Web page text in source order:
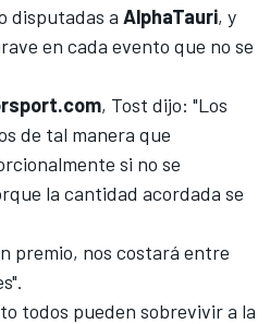
disputadas a AlphaTauri, y
en cada evento que no se
, Tost dijo: "Los
de tal manera que
si no se
la cantidad acordada se
premio, nos costará entre
todos pueden sobrevivir a la